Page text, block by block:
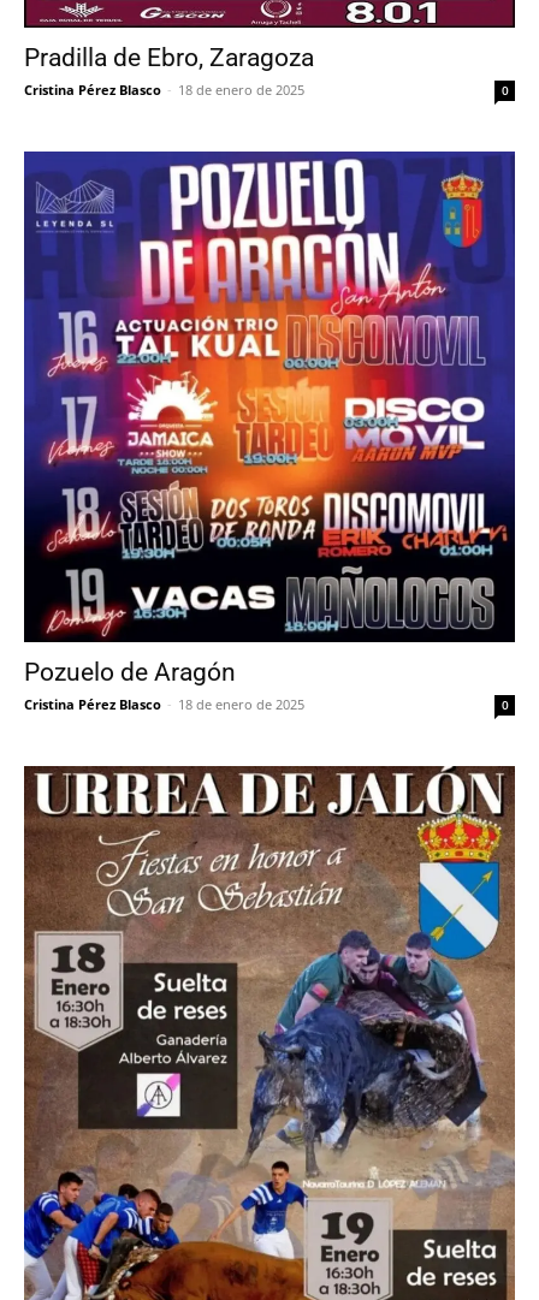
Pradilla de Ebro, Zaragoza
Cristina Pérez Blasco - 18 de enero de 2025 0
Pozuelo de Aragón
Cristina Pérez Blasco - 18 de enero de 2025 0